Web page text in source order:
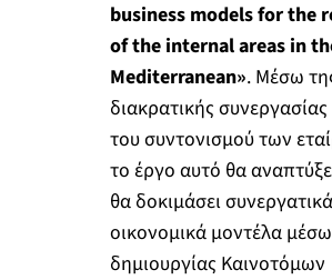
business models for the
of the internal areas in
Mediterranean». Μέσω
διακρατικής συνεργασίας
του συντονισμού των
το έργο αυτό θα
θα δοκιμάσει συνεργατικά
οικονομικά μοντέλα
δημιουργίας Καινοτόμων